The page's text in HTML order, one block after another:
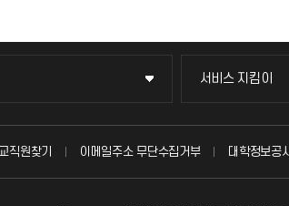
서비스 지킴이
서비스 지킴이
묻고 답하기
교직원찾기 이메일주소 무단수집거부 대학정보공시